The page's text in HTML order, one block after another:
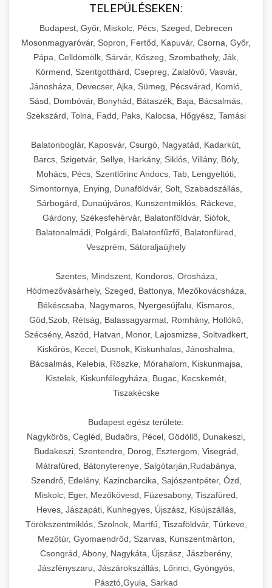
TELEPÜLÉSEKEN:
Budapest, Győr, Miskolc, Pécs, Szeged, Debrecen
Mosonmagyaróvár, Sopron, Fertőd, Kapuvár, Csorna, Győr,
Pápa, Celldömölk, Sárvár, Kőszeg, Szombathely, Ják,
Körmend, Szentgotthárd, Csepreg, Zalalövő, Vasvár,
Jánosháza, Devecser, Ajka, Sümeg, Pécsvárad, Komló,
Sásd, Dombóvár, Bonyhád, Bátaszék, Baja, Bácsalmás,
Szekszárd, Tolna, Fadd, Paks, Kalocsa, Hőgyész, Tamási
Balatonboglár, Kaposvár, Csurgó, Nagyatád, Kadarkút,
Barcs, Szigetvár, Sellye, Harkány, Siklós, Villány, Bóly,
Mohács, Pécs, Szentlőrinc Andocs, Tab, Lengyeltóti,
Simontornya, Enying, Dunaföldvár, Solt, Szabadszállás,
Sárbogárd, Dunaújváros, Kunszentmiklós, Ráckeve,
Gárdony, Székesfehérvár, Balatonföldvár, Siófok,
Balatonalmádi, Polgárdi, Balatonfűzfő, Balatonfüred,
Veszprém, Sátoraljaújhely
Szentes, Mindszent, Kondoros, Orosháza,
Hódmezővásárhely, Szeged, Battonya, Mezőkovácsháza,
Békéscsaba, Nagymaros, Nyergesújfalu, Kismaros,
Göd,Szob, Rétság, Balassagyarmat, Romhány, Hollókő,
Szécsény, Aszód, Hatvan, Monor, Lajosmizse, Soltvadkert,
Kiskőrös, Kecel, Dusnok, Kiskunhalas, Jánoshalma,
Bácsalmás, Kelebia, Röszke, Mórahalom, Kiskunmajsa,
Kistelek, Kiskunfélegyháza, Bugac, Kecskemét,
Tiszakécske
Budapest egész területe:
Nagykörös, Cegléd, Budaörs, Pécel, Gödöllő, Dunakeszi,
Budakeszi, Szentendre, Dorog, Esztergom, Visegrád,
Mátrafüred, Bátonyterenye, Salgótarján,Rudabánya,
Szendrő, Edelény, Kazincbarcika, Sajószentpéter, Ózd,
Miskolc, Eger, Mezőkövesd, Füzesabony, Tiszafüred,
Heves, Jászapáti, Kunhegyes, Újszász, Kisújszállás,
Törökszentmiklós, Szolnok, Martfű, Tiszaföldvár, Túrkeve,
Mezőtúr, Gyomaendrőd, Szarvas, Kunszentmárton,
Csongrád, Abony, Nagykáta, Újszász, Jászberény,
Jászfényszaru, Jászárokszállás, Lőrinci, Gyöngyös,
Pásztó,Gyula, Sarkad